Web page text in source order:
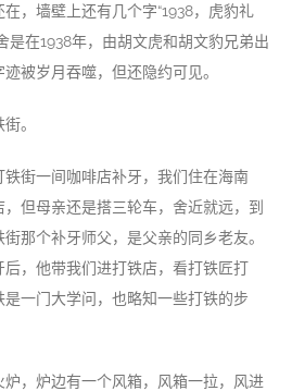
，墙壁上还有几个字“1938，虎豹礼
是在1938年，由胡文虎和胡文豹兄弟出
被岁月吞噬，但还隐约可见。
。
街一间咖啡店补牙，我们住在海南
但母亲还是搭三轮车，舍近就远，到
那个补牙师父，是父亲的同乡老友。
，他带我们进打铁店，看打铁匠打
一门大学问，也略知一些打铁的步
，炉边有一个风箱，风箱一拉，风进